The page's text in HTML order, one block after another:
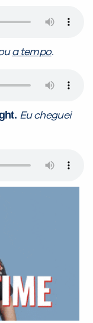
a tempo.
Eu cheguei